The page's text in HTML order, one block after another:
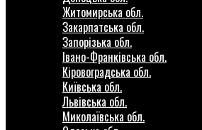
Житомирська обл.
Закарпатська обл.
Запорізька обл.
Івано-Франківська обл.
Кіровоградська обл.
Київська обл.
Львівська обл.
Миколаївська обл.